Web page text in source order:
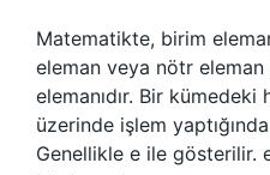
Matematikte, birim
eleman veya nötr
elemanıdır. Bir
üzerinde işlem
Genellikle e ile gösterilir.